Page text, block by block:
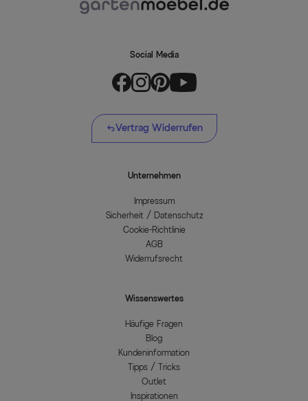
Social Media
Vertrag Widerrufen
Unternehmen
Impressum
Sicherheit / Datenschutz
Cookie-Richtlinie
AGB
Widerrufsrecht
Wissenswertes
Häufige Fragen
Blog
Kundeninformation
Tipps / Tricks
Outlet
Inspirationen